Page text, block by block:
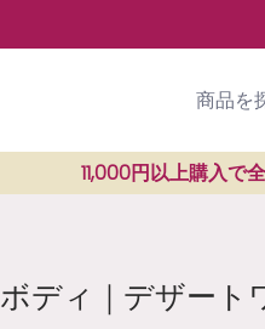
商品を
11,000円以上購入で
ボディ｜デザート